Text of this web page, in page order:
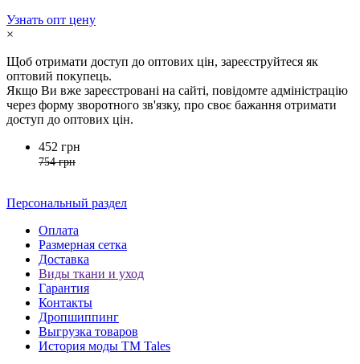
Узнать опт цену
×
Щоб отримати доступ до оптових цін, зареєструйтеся як
оптовий покупець.
Якщо Ви вже зареєстровані на сайті, повідомте адміністрацію
через форму зворотного зв'язку, про своє бажання отримати
доступ до оптових цін.
452 грн
754 грн
Персональный раздел
Оплата
Размерная сетка
Доставка
Виды ткани и уход
Гарантия
Контакты
Дропшиппинг
Выгрузка товаров
История моды ТМ Tales